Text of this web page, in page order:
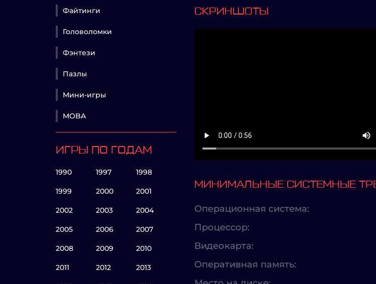
Файтинги
Головоломки
Фэнтези
Пазлы
Мини-игры
MOBA
ИГРЫ ПО ГОДАМ
1990 1997 1998
1999 2000 2001
2002 2003 2004
2005 2006 2007
2008 2009 2010
2011 2012 2013
СКРИНШОТЫ
МИНИМАЛЬНЫЕ СИСТЕМНЫЕ
Операционная система:
Процессор:
Видеокарта:
Оперативная память: